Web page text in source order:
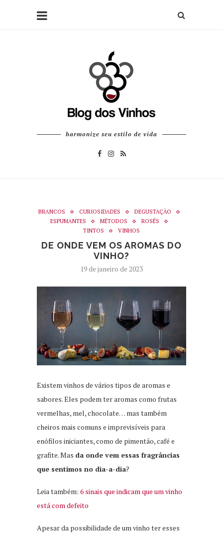
harmonize seu estilo de vida
BRANCOS CURIOSIDADES
DEGUSTAÇÃO
ESPUMANTES
MÉTODOS
ROSÉS
TINTOS
VINHOS
DE ONDE VEM OS AROMAS DO
VINHO?
19 de janeiro de 2023
Existem vinhos de vários tipos de aromas e
sabores. Eles podem ter aromas como frutas
vermelhas, mel, chocolate… mas também
cheiros mais comuns e imprevisíveis para
enófilos iniciantes, como de pimentão, café e
grafite. Mas da onde vem essas fragrâncias
que sentimos no dia-a-dia?
Leia também: 6 sinais que indicam que um vinho
está com defeito
Apesar da possibilidade de um vinho ter esses